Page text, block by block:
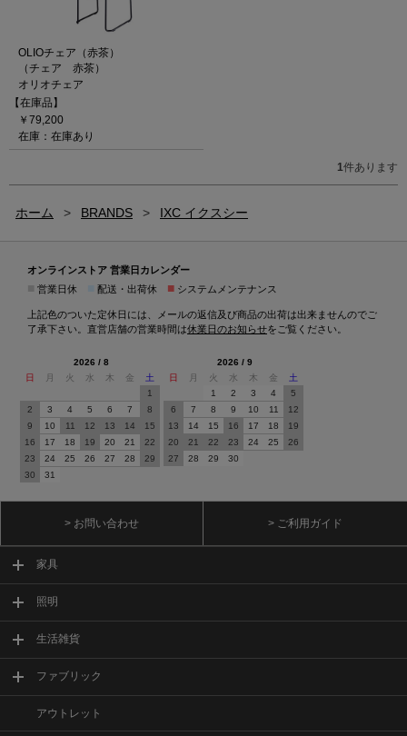
OLIOチェア（赤茶）
（チェア 赤茶）
オリオチェア
【在庫品】
￥79,200
在庫：在庫あり
1件あります
ホーム > BRANDS > IXC イクスシー
オンラインストア 営業日カレンダー
営業日休 配送・出荷休 ■ システムメンテナンス
上記色のついた定休日には、メールの返信及び商品の出荷は出来ませんのでご
了承下さい。直営店舗の営業時間は休業日のお知らせをご覧ください。
2026 / 8
日
月 火 水 木 金
土
1
2
3 4 5 6 7
8
9
10 11 12 13 14
15
16
17 18 19 20 21
22
23
24 25 26 27 28
29
30
31
2026 / 9
日
月 火 水 木 金
土
1
2 3 4
5
6
7 8 9 10 11
12
13
14 15 16 17 18
19
20
21 22 23 24 25
26
27
28 29 30
> お問い合わせ > ご利用ガイド
家具
照明
生活雑貨
ファブリック
アウトレット